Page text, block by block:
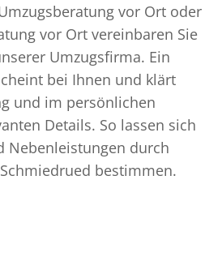
vor Ort oder
vor Ort vereinbaren Sie
Umzugsfirma. Ein
bei Ihnen und klärt
und im persönlichen
Details. So lassen sich
Nebenleistungen durch
bestimmen.